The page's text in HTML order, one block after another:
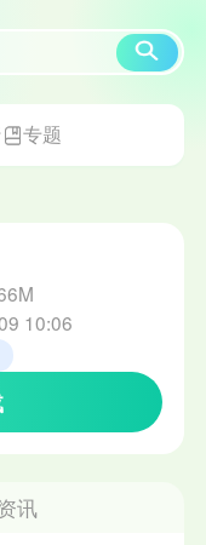
专题
10:06
讯